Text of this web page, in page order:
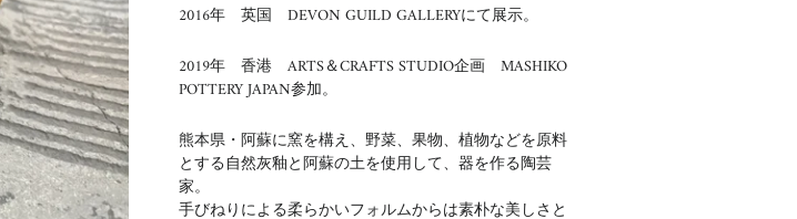
2016年 英国 DEVON GUILD GALLERYにて展示。
2019年 香港 ARTS＆CRAFTS STUDIO企画 MASHIKO
POTTERY JAPAN参加。
熊本県・阿蘇に窯を構え、野菜、果物、植物などを原料
とする自然灰釉と阿蘇の土を使用して、器を作る陶芸
家。
手びねりによる柔らかいフォルムからは素朴な美しさと